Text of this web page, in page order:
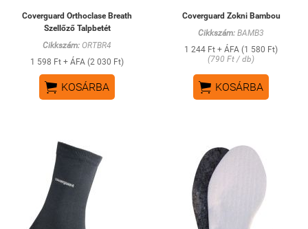
Coverguard Orthoclase Breath
Szellőző Talpbetét
Cikkszám: ORTBR4
1 598 Ft + ÁFA (2 030 Ft)
 KOSÁRBA
Coverguard Zokni Bambou
Cikkszám: BAMB3
1 244 Ft + ÁFA (1 580 Ft)
(790 Ft / db)
 KOSÁRBA